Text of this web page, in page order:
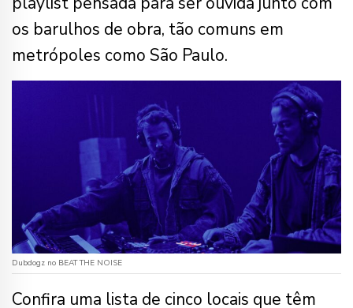
os barulhos de obra, tão comuns em
metrópoles como São Paulo.
Dubdogz no BEAT THE NOISE
Confira uma lista de cinco locais que têm